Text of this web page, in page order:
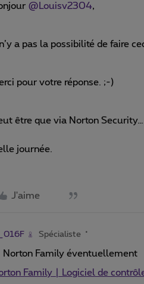
@Louisv2304,
a pas la possibilité de faire
pour votre réponse. ;-)
être que via Norton
journée.
J'aime
Spécialiste
Family éventuellement
Family | Logiciel de